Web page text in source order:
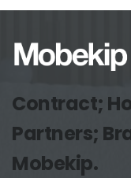
Contract;
Partners;
Mobekip.